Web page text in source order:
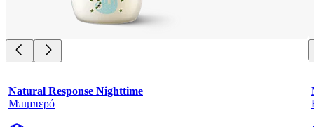
Natural Response Nighttime
Μπιμπερό